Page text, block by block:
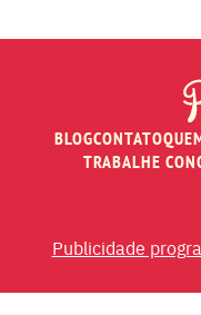
RECEITAS
RECEITAS
BLOGCONTATO
TRABALHE
Publicidade